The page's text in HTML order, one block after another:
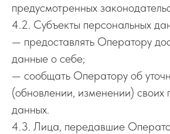
предусмотренных
4.2. Субъекты персональных
— предоставлять Оператору
данные о себе;
— сообщать Оператору об
(обновлении, изменении) своих
данных.
4.3. Лица, передавшие